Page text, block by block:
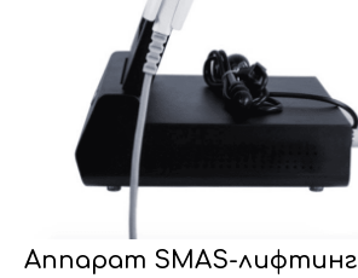
Аппарат SMAS-лифтинг